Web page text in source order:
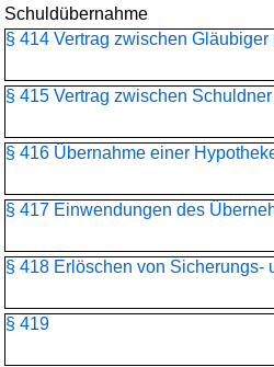
Schuldübernahme
§ 414 Vertrag zwischen
§ 415 Vertrag zwischen
§ 416 Übernahme einer
§ 417 Einwendungen des
§ 418 Erlöschen von Sicherungs-
§ 419